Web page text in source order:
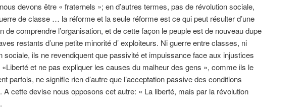
devons être « fraternels »; en d’autres termes, pas de révolution sociale,
de classe … la réforme et la seule réforme est ce qui peut résulter d’une
de comprendre l’organisation, et de cette façon le peuple est de nouveau dupe
restants d’une petite minorité d’ exploiteurs. Ni guerre entre classes, ni
sociale, ils ne revendiquent que passivité et impuissance face aux injustices
et ne pas expliquer les causes du malheur des gens », comme ils le
parfois, ne signifie rien d’autre que l’acceptation passive des conditions
A cette devise nous opposons cet autre: « La liberté, mais par la révolution